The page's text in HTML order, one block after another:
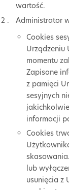
wartość.
Administrator
Cookies
momentu
Zapisane
z pamięci
sesyjnych
informacji
Cookies
lub
usunięcia z